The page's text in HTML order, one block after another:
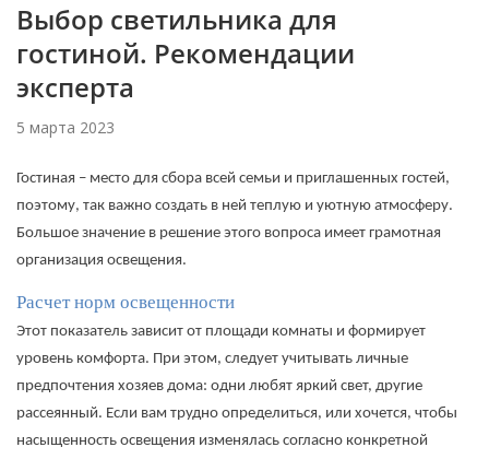
Выбор светильника для
гостиной. Рекомендации
эксперта
5 марта 2023
Гостиная – место для сбора всей семьи и приглашенных гостей,
поэтому, так важно создать в ней теплую и уютную атмосферу.
Большое значение в решение этого вопроса имеет грамотная
организация освещения.
Расчет норм освещенности
Этот показатель зависит от площади комнаты и формирует
уровень комфорта. При этом, следует учитывать личные
предпочтения хозяев дома: одни любят яркий свет, другие
рассеянный. Если вам трудно определиться, или хочется, чтобы
насыщенность освещения изменялась согласно конкретной